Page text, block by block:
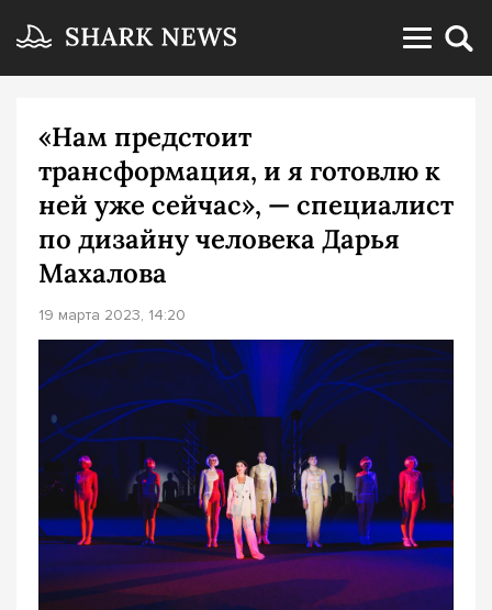
«Нам предстоит
трансформация, и я готовлю к
ней уже сейчас», — специалист
по дизайну человека Дарья
Махалова
19 марта 2023, 14:20